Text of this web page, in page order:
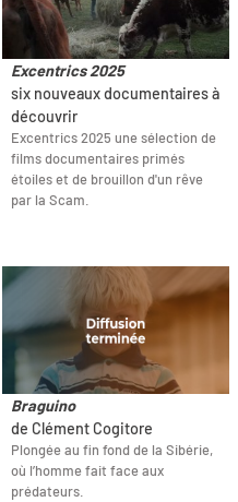
Excentrics 2025
six nouveaux documentaires à
découvrir
Excentrics 2025 une sélection de
films documentaires primés
étoiles et de brouillon d'un rêve
par la Scam.
Braguino
de Clément Cogitore
Plongée au fin fond de la Sibérie,
où l’homme fait face aux
prédateurs.